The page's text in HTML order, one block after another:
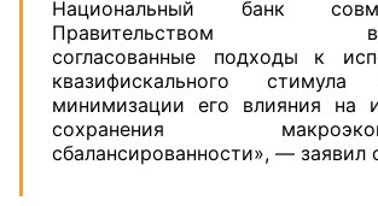
Национальный банк
Правительством
согласованные подходы
к
квазифискального
минимизации его влияния на
сохранения
сбалансированности», — заявил